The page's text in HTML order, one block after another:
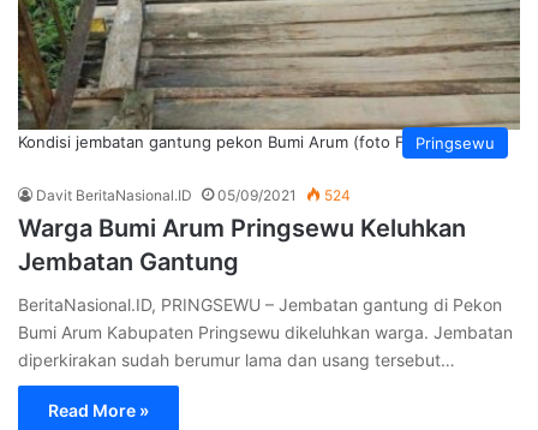
Pringsewu
Kondisi jembatan gantung pekon Bumi Arum (foto FB Diana Ku)
Davit BeritaNasional.ID 05/09/2021 524
Warga Bumi Arum Pringsewu Keluhkan
Jembatan Gantung
BeritaNasional.ID, PRINGSEWU – Jembatan gantung di Pekon
Bumi Arum Kabupaten Pringsewu dikeluhkan warga. Jembatan
diperkirakan sudah berumur lama dan usang tersebut…
Read More »